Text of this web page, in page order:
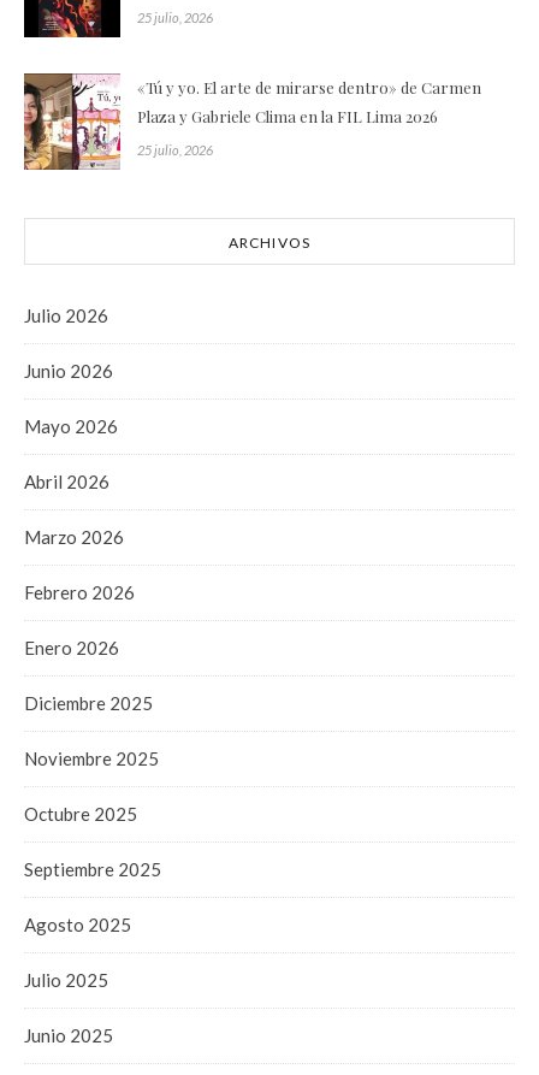
25 julio, 2026
«Tú y yo. El arte de mirarse dentro» de Carmen
Plaza y Gabriele Clima en la FIL Lima 2026
25 julio, 2026
ARCHIVOS
Julio 2026
Junio 2026
Mayo 2026
Abril 2026
Marzo 2026
Febrero 2026
Enero 2026
Diciembre 2025
Noviembre 2025
Octubre 2025
Septiembre 2025
Agosto 2025
Julio 2025
Junio 2025